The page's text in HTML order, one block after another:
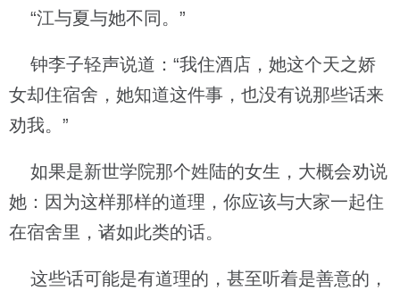
“江与夏与她不同。”
钟李子轻声说道：“我住酒店，她这个天之娇
女却住宿舍，她知道这件事，也没有说那些话来
劝我。”
如果是新世学院那个姓陆的女生，大概会劝说
她：因为这样那样的道理，你应该与大家一起住
在宿舍里，诸如此类的话。
这些话可能是有道理的，甚至听着是善意的，